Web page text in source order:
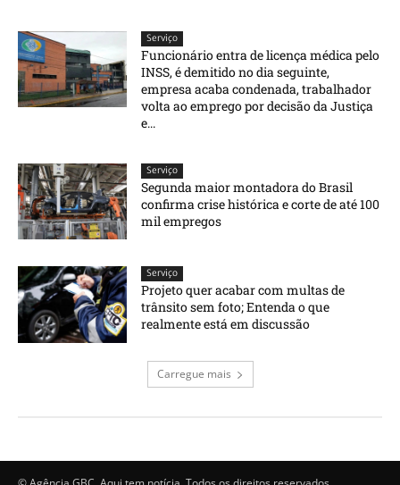
Serviço
Funcionário entra de licença médica pelo
INSS, é demitido no dia seguinte,
empresa acaba condenada, trabalhador
volta ao emprego por decisão da Justiça
e...
Serviço
Segunda maior montadora do Brasil
confirma crise histórica e corte de até 100
mil empregos
Serviço
Projeto quer acabar com multas de
trânsito sem foto; Entenda o que
realmente está em discussão
Carregue mais